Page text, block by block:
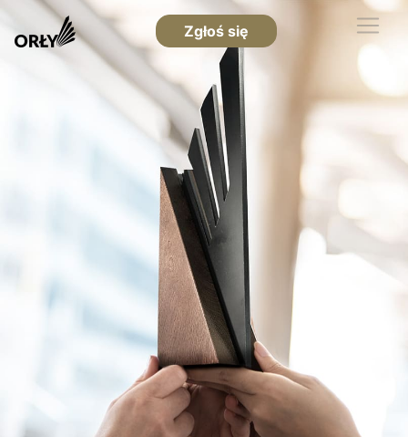
Zgłoś się